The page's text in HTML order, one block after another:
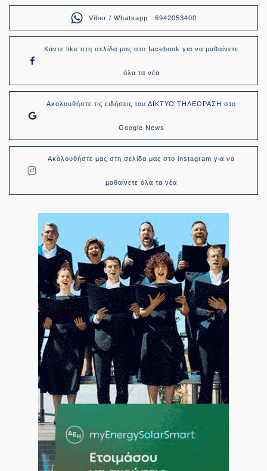
Viber / Whatsapp : 6942053400
Κάντε like στη σελίδα μας στο facebook για να μαθαίνετε
όλα τα νέα
Ακολουθήστε τις ειδήσεις του ΔΙΚΤΥΟ ΤΗΛΕΟΡΑΣΗ στο
Google News
Ακολουθήστε μας στη σελίδα μας στο instagram για να
μαθαίνετε όλα τα νέα